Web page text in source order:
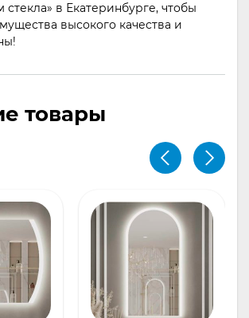
стекла» в Екатеринбурге, чтобы
высокого качества и
товары